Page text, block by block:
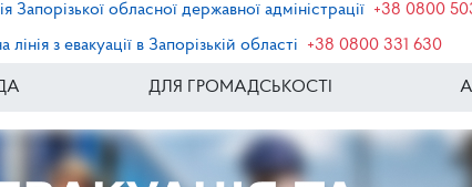
Запорізької обласної державної адміністрації +38 0800
лінія з евакуації в Запорізькій області
+38 0800 331 630
ДЛЯ ГРОМАДСЬКОСТІ